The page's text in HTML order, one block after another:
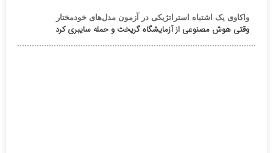
واکاوی یک اشتباه استراتژیکی در آزمون مدل‌های خودمختار
وقتی هوش مصنوعی از آزمایشگاه گریخت و حمله سایبری کرد